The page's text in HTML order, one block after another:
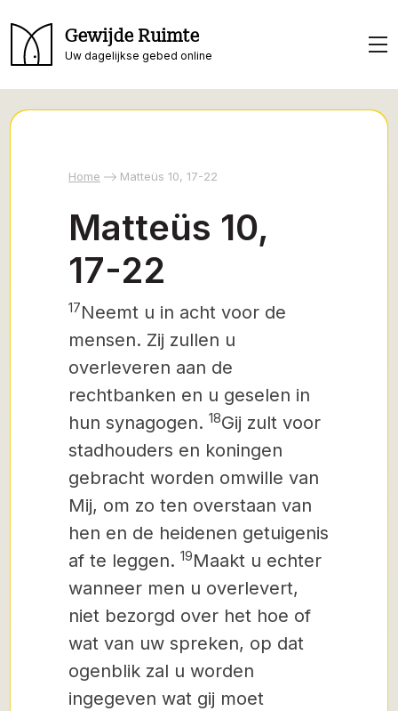
Gewijde Ruimte
Uw dagelijkse gebed online
Home Matteüs 10, 17-22
Matteüs 10,
17-22
17Neemt u in acht voor de
mensen. Zij zullen u
overleveren aan de
rechtbanken en u geselen in
hun synagogen. 18Gij zult voor
stadhouders en koningen
gebracht worden omwille van
Mij, om zo ten overstaan van
hen en de heidenen getuigenis
af te leggen. 19Maakt u echter
wanneer men u overlevert,
niet bezorgd over het hoe of
wat van uw spreken, op dat
ogenblik zal u worden
ingegeven wat gij moet